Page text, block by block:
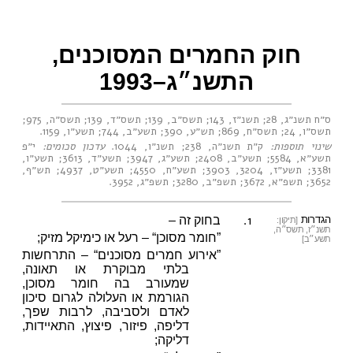
חוק החמרים המסוכנים,
התשנ״ג–1993
ס״ח תשנ״ג, 28 ; תשנ״ז, 143 ; תשס״ב, 139 ; תשס״ד, 139 ; תשס״ה, 975
;
תשס״ו, 24
; תשס״ח, 869 ; תש״ע, 390 ; תשע״ב, 744 ; תשע״ו, 1159
.
שינוי תוספות:
ק״ת תשנ״ה, 238 ; תשנ״ו, 1044 .עדכון סכומים:
י״פ
תשע״א, 5584
; תשע״ב, 2408 ; תשע״ג, 3947 ; תשע״ד, 3613 ; תשע״ו,
3381
; תשע״ז, 3204 ,
3903
; תשע״ח, 4550 ; תשע״ט, 4937 ; תש״ף,
3652
; תשפ״א, 3672 ; תשפ״ב, 3280 ; תשפ״ג, 3952 .
1. הגדרות[תיקון:
תשנ״ז, תשס״ה,
תשע״ב]
בחוק זה –
”חומר מסוכן“ – רעל או כימיקל מזיק;
”אירוע חמרים מסוכנים“ – התרחשות
בלתי מבוקרת או תאונה,
שמעורב בה חומר מסוכן,
הגורמת או העלולה לגרום סיכון
לאדם ולסביבה, לרבות שפך,
דליפה, פיזור, פיצוץ, התאיידות,
דליקה;